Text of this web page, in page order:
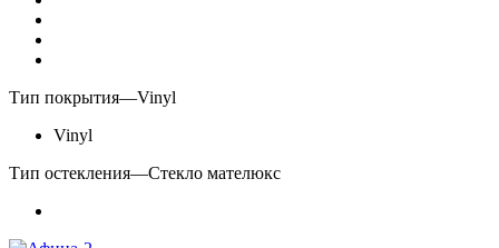
Тип покрытия—Vinyl
Vinyl
Тип остекления—Стекло мателюкс